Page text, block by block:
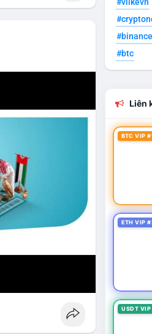
#btc
Liên
BTC VIP
ETH VIP
USDT